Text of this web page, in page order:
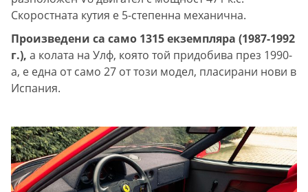
Скоростната кутия е 5-степенна механична.
Произведени са само 1315 екземпляра (1987-1992
г.), а колата на Улф, която той придобива през 1990-
а, е една от само 27 от този модел, пласирани нови в
Испания.